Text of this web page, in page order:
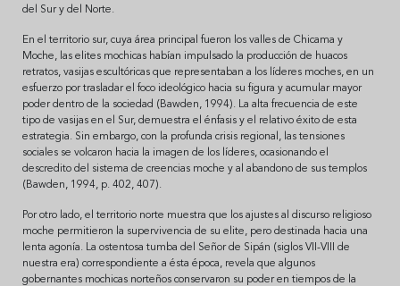
del Sur y del Norte.
En el territorio sur, cuya área principal fueron los valles de Chicama y
Moche, las elites mochicas habían impulsado la producción de huacos
retratos, vasijas escultóricas que representaban a los líderes moches, en un
esfuerzo por trasladar el foco ideológico hacia su figura y acumular mayor
poder dentro de la sociedad (Bawden, 1994). La alta frecuencia de este
tipo de vasijas en el Sur, demuestra el énfasis y el relativo éxito de esta
estrategia. Sin embargo, con la profunda crisis regional, las tensiones
sociales se volcaron hacia la imagen de los líderes, ocasionando el
descredito del sistema de creencias moche y al abandono de sus templos
(Bawden, 1994, p. 402, 407).
Por otro lado, el territorio norte muestra que los ajustes al discurso religioso
moche permitieron la supervivencia de su elite, pero destinada hacia una
lenta agonía. La ostentosa tumba del Señor de Sipán (siglos VII-VIII de
nuestra era) correspondiente a ésta época, revela que algunos
gobernantes mochicas norteños conservaron su poder en tiempos de la